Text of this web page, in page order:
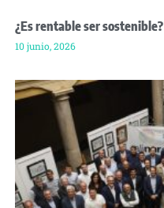
¿Es rentable ser sostenible?
10 junio, 2026